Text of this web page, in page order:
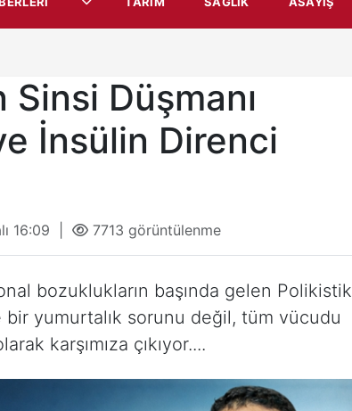
Sinsi Düşmanı
İnsülin Direnci
16:09 | 7713 görüntülenme
bozuklukların başında gelen Polikistik
bir yumurtalık sorunu değil, tüm vücudu
karşımıza çıkıyor....